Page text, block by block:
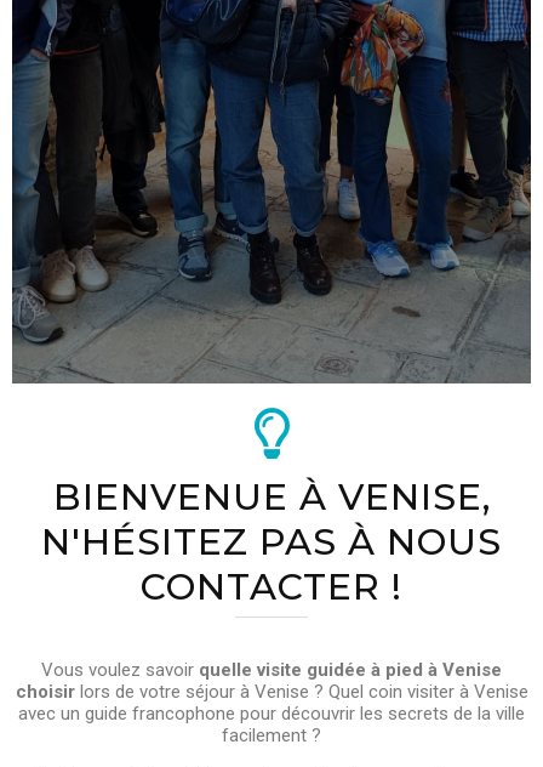
BIENVENUE À VENISE,
N'HÉSITEZ PAS À NOUS
CONTACTER !
Vous voulez savoir quelle visite guidée à pied à Venise
choisirlors de votre séjour à Venise ? Quel coin visiter à Venise
avec un guide francophone pour découvrir les secrets de la ville
facilement ?